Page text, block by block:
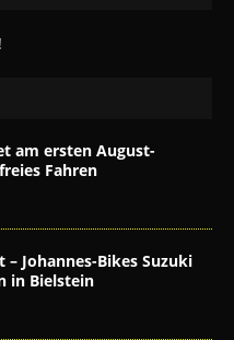
am ersten August-
Fahren
Johannes-Bikes Suzuki
in Bielstein